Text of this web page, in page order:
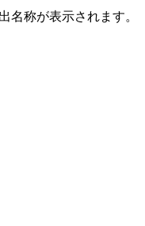
名称が表示されます。